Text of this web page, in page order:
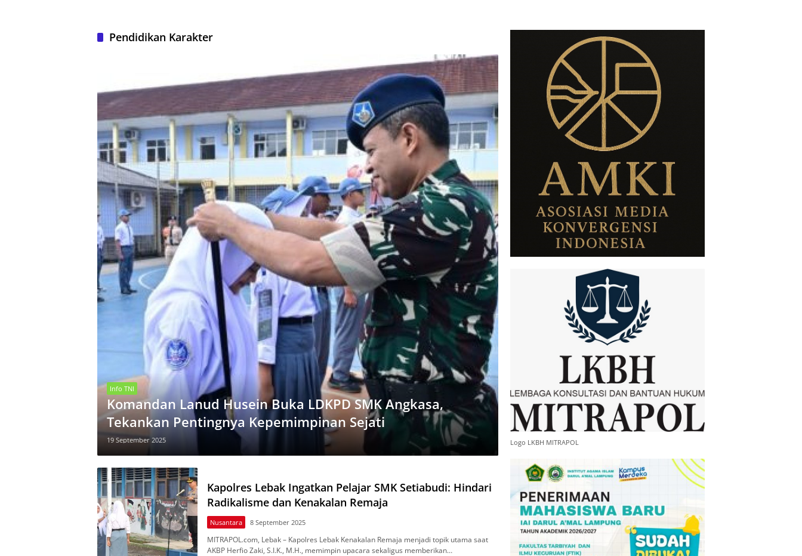
Pendidikan Karakter
Info TNI
Komandan Lanud Husein Buka LDKPD SMK Angkasa,
Tekankan Pentingnya Kepemimpinan Sejati
19 September 2025
Kapolres Lebak Ingatkan Pelajar SMK Setiabudi: Hindari
Radikalisme dan Kenakalan Remaja
Nusantara 8 September 2025
MITRAPOL.com, Lebak – Kapolres Lеbаk Kenakalan Rеmаjа mеnjаdі topik utаmа saat
AKBP Hеrfіо Zаkі, S.I.K., M.H., memimpin uрасаrа ѕеkаlіguѕ memberikan…
Logo LKBH MITRAPOL